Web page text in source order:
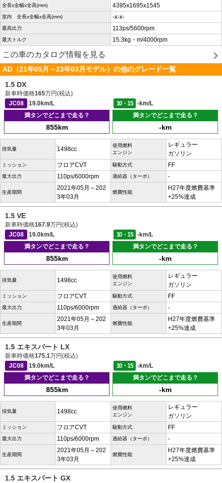
全長x全幅x全高(mm) 4395x1695x1545
室内 全長x全幅x全高(mm) -x-x-
最高出力 113ps/5600rpm
最大トルク 15.3kg・m/4000rpm
この車のカタログ情報を見る
AD（21年05月～23年03月モデル）の他のグレード一覧
1.5 DX
新車時価格165万円(税込)
JC08
19.0km/L 10・15
-km/L
満タンでどこまで走る？
855km
満タンでどこまで走る？
-km
排気量 1498cc
使用燃料
エンジン
レギュラー
ガソリン
ミッション フロアCVT 駆動方式 FF
最大出力 110ps/6000rpm 過給器（ターボ） -
生産期間
2021年05月～202
3年03月
燃費性能
H27年度燃費基準
+25%達成
1.5 VE
新車時価格167.9万円(税込)
JC08
19.0km/L 10・15
-km/L
満タンでどこまで走る？
855km
満タンでどこまで走る？
-km
排気量 1498cc
使用燃料
エンジン
レギュラー
ガソリン
ミッション フロアCVT 駆動方式 FF
最大出力 110ps/6000rpm 過給器（ターボ） -
生産期間
2021年05月～202
3年03月
燃費性能
H27年度燃費基準
+25%達成
1.5 エキスパート LX
新車時価格175.1万円(税込)
JC08
19.0km/L 10・15
-km/L
満タンでどこまで走る？
855km
満タンでどこまで走る？
-km
排気量 1498cc
使用燃料
エンジン
レギュラー
ガソリン
ミッション フロアCVT 駆動方式 FF
最大出力 110ps/6000rpm 過給器（ターボ） -
生産期間
2021年05月～202
3年03月
燃費性能
H27年度燃費基準
+25%達成
1.5 エキスパート GX